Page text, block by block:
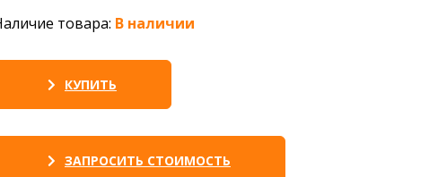
товара: В наличии
КУПИТЬ
ЗАПРОСИТЬ СТОИМОСТЬ